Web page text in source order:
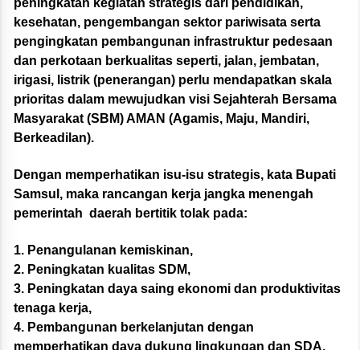
peningkatan kegiatan strategis dari pendidikan,
kesehatan, pengembangan sektor pariwisata serta
pengingkatan pembangunan infrastruktur pedesaan
dan perkotaan berkualitas seperti, jalan, jembatan,
irigasi, listrik (penerangan) perlu mendapatkan skala
prioritas dalam mewujudkan visi Sejahterah Bersama
Masyarakat (SBM) AMAN (Agamis, Maju, Mandiri,
Berkeadilan).
Dengan memperhatikan isu-isu strategis, kata Bupati
Samsul, maka rancangan kerja jangka menengah
pemerintah daerah bertitik tolak pada:
1. Penangulanan kemiskinan,
2. Peningkatan kualitas SDM,
3. Peningkatan daya saing ekonomi dan produktivitas
tenaga kerja,
4. Pembangunan berkelanjutan dengan
memperhatikan daya dukung lingkungan dan SDA,